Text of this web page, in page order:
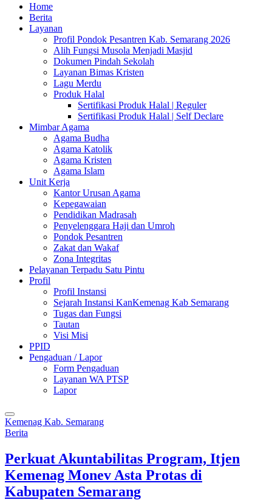
Home
Berita
Layanan
Profil Pondok Pesantren Kab. Semarang 2026
Alih Fungsi Musola Menjadi Masjid
Dokumen Pindah Sekolah
Layanan Bimas Kristen
Lagu Merdu
Produk Halal
Sertifikasi Produk Halal | Reguler
Sertifikasi Produk Halal | Self Declare
Mimbar Agama
Agama Budha
Agama Katolik
Agama Kristen
Agama Islam
Unit Kerja
Kantor Urusan Agama
Kepegawaian
Pendidikan Madrasah
Penyelenggara Haji dan Umroh
Pondok Pesantren
Zakat dan Wakaf
Zona Integritas
Pelayanan Terpadu Satu Pintu
Profil
Profil Instansi
Sejarah Instansi KanKemenag Kab Semarang
Tugas dan Fungsi
Tautan
Visi Misi
PPID
Pengaduan / Lapor
Form Pengaduan
Layanan WA PTSP
Lapor
Kemenag Kab. Semarang
Berita
Perkuat Akuntabilitas Program, Itjen
Kemenag Monev Asta Protas di
Kabupaten Semarang